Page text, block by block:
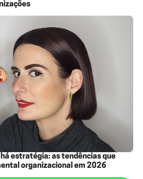
há estratégia: as tendências que
organizacional em 2026